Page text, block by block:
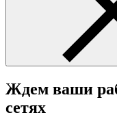
Ждем ваши
сетях